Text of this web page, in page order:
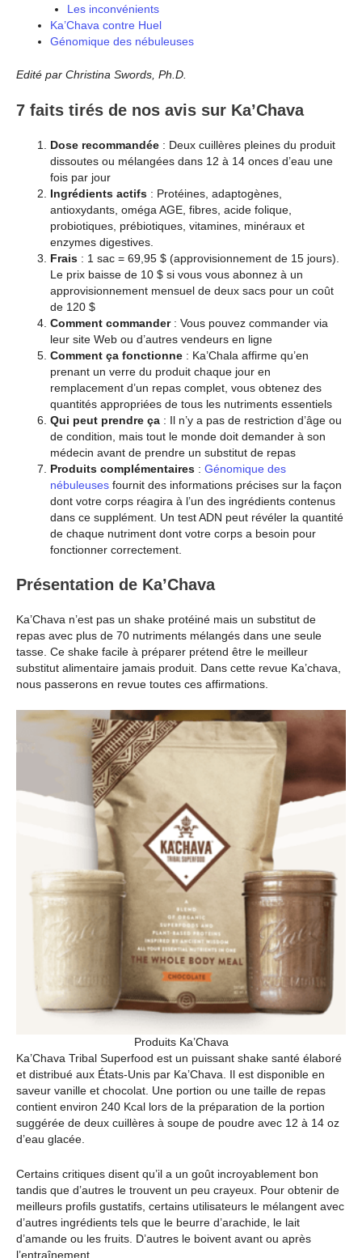
Les inconvénients
Ka’Chava contre Huel
Génomique des nébuleuses
Edité par Christina Swords, Ph.D.
7 faits tirés de nos avis sur Ka’Chava
Dose recommandée : Deux cuillères pleines du produit
dissoutes ou mélangées dans 12 à 14 onces d’eau une
fois par jour
Ingrédients actifs : Protéines, adaptogènes,
antioxydants, oméga AGE, fibres, acide folique,
probiotiques, prébiotiques, vitamines, minéraux et
enzymes digestives.
Frais : 1 sac = 69,95 $ (approvisionnement de 15 jours).
Le prix baisse de 10 $ si vous vous abonnez à un
approvisionnement mensuel de deux sacs pour un coût
de 120 $
Comment commander: Vous pouvez commander via
leur site Web ou d’autres vendeurs en ligne
Comment ça fonctionne : Ka’Chala affirme qu’en
prenant un verre du produit chaque jour en
remplacement d’un repas complet, vous obtenez des
quantités appropriées de tous les nutriments essentiels
Qui peut prendre ça : Il n’y a pas de restriction d’âge ou
de condition, mais tout le monde doit demander à son
médecin avant de prendre un substitut de repas
Produits complémentaires : Génomique des
nébuleuses fournit des informations précises sur la façon
dont votre corps réagira à l’un des ingrédients contenus
dans ce supplément. Un test ADN peut révéler la quantité
de chaque nutriment dont votre corps a besoin pour
fonctionner correctement.
Présentation de Ka’Chava
Ka’Chava n’est pas un shake protéiné mais un substitut de
repas avec plus de 70 nutriments mélangés dans une seule
tasse. Ce shake facile à préparer prétend être le meilleur
substitut alimentaire jamais produit. Dans cette revue Ka’chava,
nous passerons en revue toutes ces affirmations.
Produits Ka’Chava
Ka’Chava Tribal Superfood est un puissant shake santé élaboré
et distribué aux États-Unis par Ka’Chava. Il est disponible en
saveur vanille et chocolat. Une portion ou une taille de repas
contient environ 240 Kcal lors de la préparation de la portion
suggérée de deux cuillères à soupe de poudre avec 12 à 14 oz
d’eau glacée.
Certains critiques disent qu’il a un goût incroyablement bon
tandis que d’autres le trouvent un peu crayeux. Pour obtenir de
meilleurs profils gustatifs, certains utilisateurs le mélangent avec
d’autres ingrédients tels que le beurre d’arachide, le lait
d’amande ou les fruits. D’autres le boivent avant ou après
l’entraînement.